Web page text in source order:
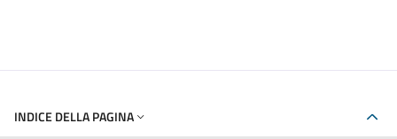
INDICE DELLA PAGINA